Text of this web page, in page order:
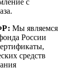
с
Мы являемся
России
средств